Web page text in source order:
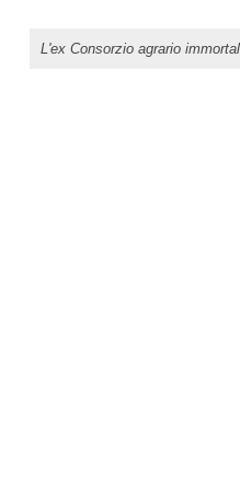
L'ex Consorzio agrario